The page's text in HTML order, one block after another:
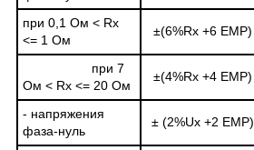
при 0,1 Ом < Rx
<= 1 Ом
±(6%Rx +6 ЕМР)
при 7
Ом < Rx <= 20 Ом
±(4%Rx +4 ЕМР)
- напряжения
фаза-нуль
± (2%Ux +2 ЕМР)